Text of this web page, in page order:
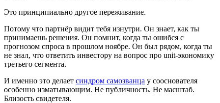
Это принципиально другое переживание.
Потому что партнёр видит тебя изнутри. Он знает, как ты
принимаешь решения. Он помнит, когда ты ошибся с
прогнозом спроса в прошлом ноябре. Он был рядом, когда ты
не знал, что ответить инвестору на вопрос про unit-экономику
третьего сегмента.
И именно это делает синдром самозванца у сооснователя
особенно изматывающим. Не публичность. Не масштаб.
Близость свидетеля.